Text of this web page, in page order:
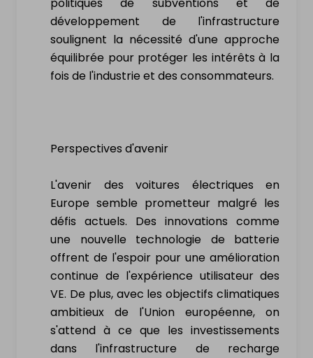
développement de l'infrastructure
soulignent la nécessité d'une approche
équilibrée pour protéger les intérêts à la
fois de l'industrie et des consommateurs.
Perspectives d'avenir
L'avenir des voitures électriques en
Europe semble prometteur malgré les
défis actuels. Des innovations comme
une nouvelle technologie de batterie
offrent de l'espoir pour une amélioration
continue de l'expérience utilisateur des
VE. De plus, avec les objectifs climatiques
ambitieux de l'Union européenne, on
s'attend à ce que les investissements
dans l'infrastructure de recharge